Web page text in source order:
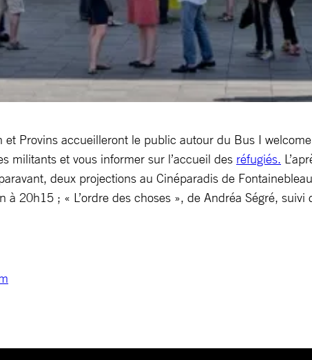
et Provins accueilleront le public autour du Bus I
militants et vous informer sur l’accueil des réfugiés.
deux projections au Cinéparadis de
à 20h15 ; « L’ordre des choses », de Andréa Ségré, suivi